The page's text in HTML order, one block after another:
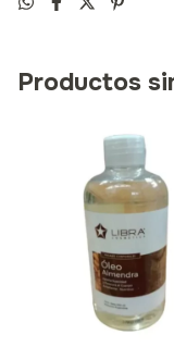
Productos